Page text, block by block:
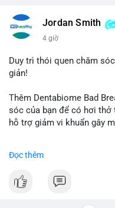
$btc $eth
#vlikevn #titanbot
Jordan Smith
4 giờ
Duy trì thói quen chăm
giản!
Thêm Dentabiome Bad
sóc của bạn để có hơi thở
hỗ trợ giảm vi khuẩn gây
lớn cho nụ cười khỏe mạnh.
#dentabiome
Đọc thêm